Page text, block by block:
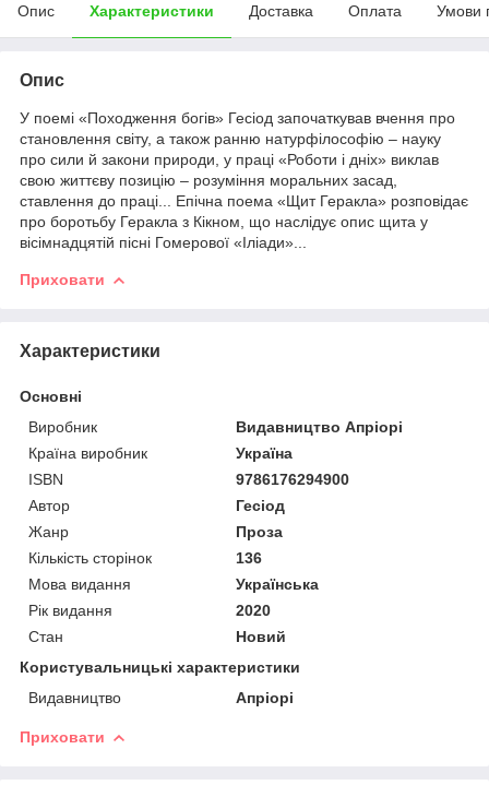
Опис Характеристики Доставка Оплата Умови
Опис
У поемі «Походження богів» Гесіод започаткував вчення про
становлення світу, а також ранню натурфілософію – науку
про сили й закони природи, у праці «Роботи і дніх» виклав
свою життєву позицію – розуміння моральних засад,
ставлення до праці... Епічна поема «Щит Геракла» розповідає
про боротьбу Геракла з Кікном, що наслідує опис щита у
вісімнадцятій пісні Гомерової «Іліади»...
Приховати
Характеристики
Основні
Виробник
Видавництво Апріорі
Країна виробник
Україна
ISBN
9786176294900
Автор
Гесіод
Жанр
Проза
Кількість сторінок
136
Мова видання
Українська
Рік видання
2020
Стан
Новий
Користувальницькі характеристики
Видавництво
Апріорі
Приховати